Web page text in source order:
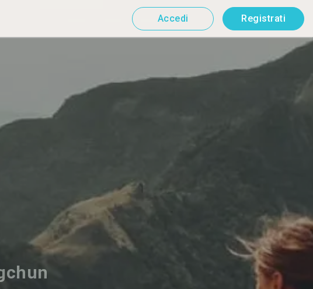
Accedi Registrati